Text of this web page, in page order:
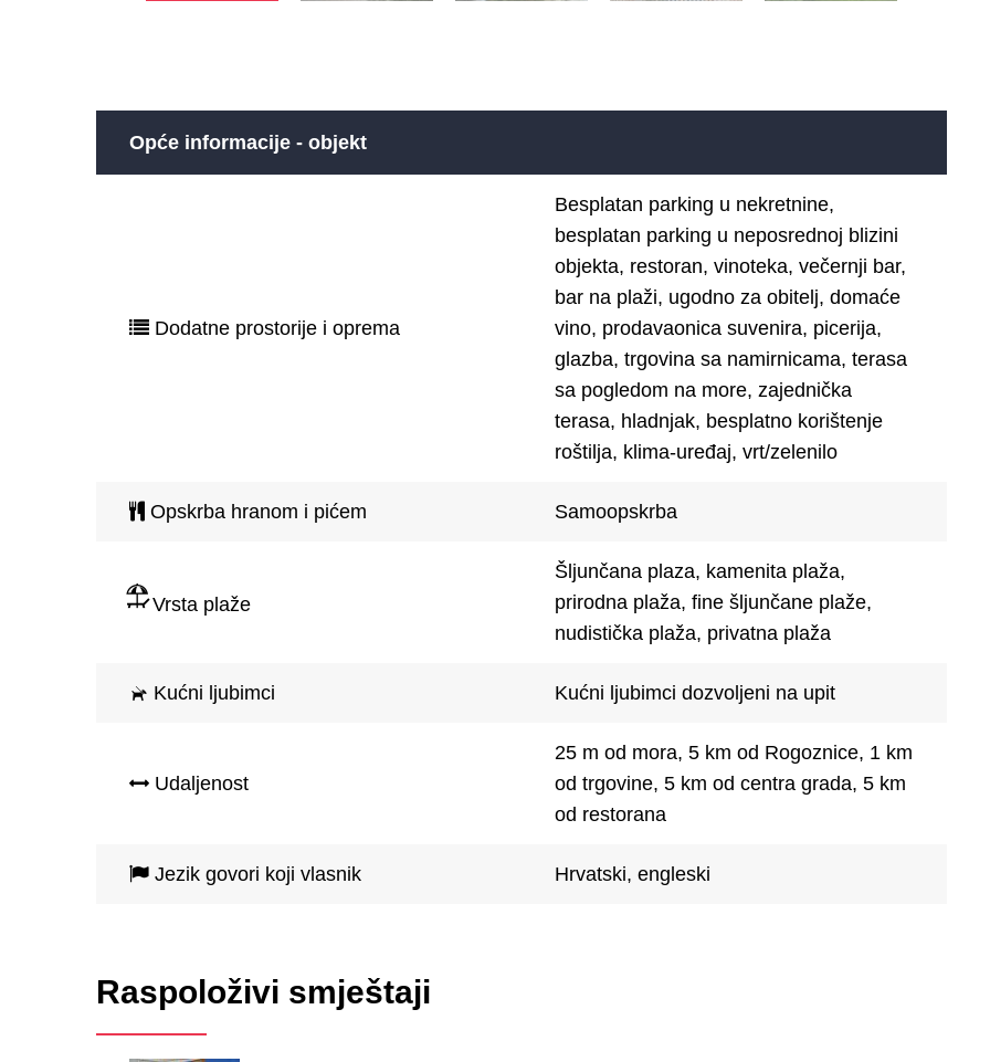
Opće informacije - objekt
Dodatne prostorije i oprema
Besplatan parking u nekretnine,
besplatan parking u neposrednoj blizini
objekta, restoran, vinoteka, večernji bar,
bar na plaži, ugodno za obitelj, domaće
vino, prodavaonica suvenira, picerija,
glazba, trgovina sa namirnicama, terasa
sa pogledom na more, zajednička
terasa, hladnjak, besplatno korištenje
roštilja, klima-uređaj, vrt/zelenilo
Opskrba hranom i pićem Samoopskrba
Vrsta plaže
Šljunčana plaza, kamenita plaža,
prirodna plaža, fine šljunčane plaže,
nudistička plaža, privatna plaža
Kućni ljubimci Kućni ljubimci dozvoljeni na upit
Udaljenost
25 m od mora, 5 km od Rogoznice, 1 km
od trgovine, 5 km od centra grada, 5 km
od restorana
Jezik govori koji vlasnik Hrvatski, engleski
Raspoloživi smještaji